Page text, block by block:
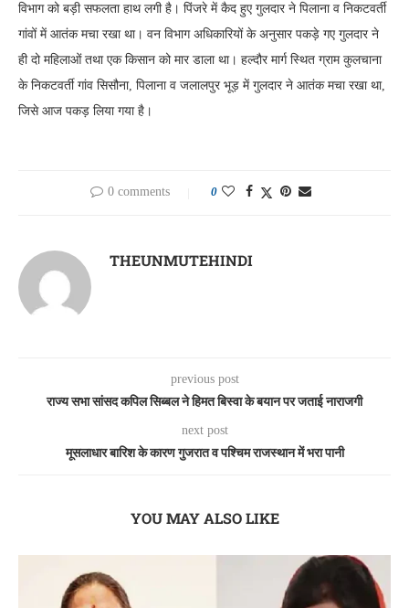
विभाग को बड़ी सफलता हाथ लगी है। पिंजरे में कैद हुए गुलदार ने पिलाना व निकटवर्ती
गांवों में आतंक मचा रखा था। वन विभाग अधिकारियों के अनुसार पकड़े गए गुलदार ने
ही दो महिलाओं तथा एक किसान को मार डाला था। हल्दौर मार्ग स्थित ग्राम कुलचाना
के निकटवर्ती गांव सिसौना, पिलाना व जलालपुर भूड़ में गुलदार ने आतंक मचा रखा था,
जिसे आज पकड़ लिया गया है।
0 comments 0
THEUNMUTEHINDI
previous post
राज्य सभा सांसद कपिल सिब्बल ने हिमत बिस्वा के बयान पर जताई नाराजगी
next post
मूसलाधार बारिश के कारण गुजरात व पश्चिम राजस्थान में भरा पानी
YOU MAY ALSO LIKE